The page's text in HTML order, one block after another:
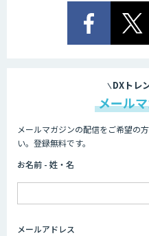
Dify開発
Dify導入
製造業
DXトレ
メール
メールマガジンの配信をご希望の
い。登録無料です。
お名前 - 姓・名
メールアドレス